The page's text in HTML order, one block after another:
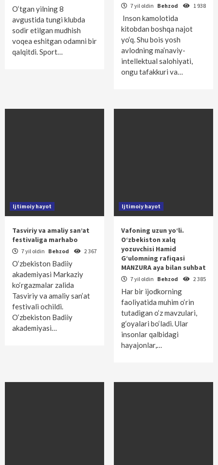
O‘tgan yilning 8
avgustida tungi klubda
sodir etilgan mudhish
voqea eshitgan odamni bir
qalqitdi. Sport…
7 yil oldin Behzod 1 938
Inson kamolotida
kitobdan boshqa najot
yo‘q. Shu bois yosh
avlodning ma’naviy-
intellektual salohiyati,
ongu tafakkuri va…
Ijtimoiy hayot
Tasviriy va amaliy san’at
festivaliga marhabo
7 yil oldin Behzod 2 367
O‘zbekiston Badiiy
akademiyasi Markaziy
ko‘rgazmalar zalida
Tasviriy va amaliy san’at
festivali ochildi.
O‘zbekiston Badiiy
akademiyasi…
Ijtimoiy hayot
Vafoning uzun yo‘li.
O‘zbekiston xalq
yozuvchisi Hamid
G‘ulomning rafiqasi
MANZURA aya bilan suhbat
7 yil oldin Behzod 2 385
Har bir ijodkorning
faoliyatida muhim o‘rin
tutadigan o‘z mavzulari,
g‘oyalari bo‘ladi. Ular
insonlar qalbidagi
hayajonlar,…